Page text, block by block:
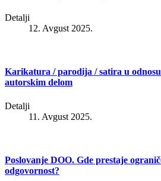
Detalji
12. Avgust 2025.
Karikatura / parodija / satira u
autorskim delom
Detalji
11. Avgust 2025.
Poslovanje DOO. Gde prestaje
odgovornost?